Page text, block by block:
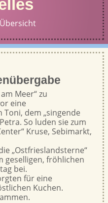
Meer“ zu
eine
dem „singende
So luden sie zum
Kruse, Sebimarkt,
„Ostfrieslandsterne“
geselligen, fröhlichen
bei.
für eine
Kuchen.